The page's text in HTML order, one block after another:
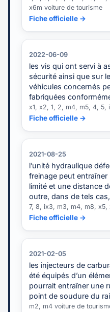
x6m voiture de tourisme
Fiche officielle →
2022-06-09
les vis qui ont servi à
sécurité ainsi que sur
véhicules concernés
fabriquées
x1, x2, 1, 2, m4, m5, 4, 5,
Fiche officielle →
2021-08-25
l’unité hydraulique
freinage peut
limité et une distance
outre, dans de tels
7, 8, ix3, m3, m4, m8, x5,
Fiche officielle →
2021-02-05
les injecteurs de
été équipés d’un
pourrait entraîner une
point de soudure du
m2, m4 voiture de